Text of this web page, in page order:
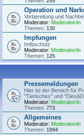
Operation und
Vorbereitung und
Moderator: Moderator/in
Themen: 130
Impfungen
Imfpschutz
Moderator: Moderator/in
Themen: 125
Pressemeldungen
Hier ist der Bereich für
"Tierisches" und
Moderator: Moderator/in
Themen: 773
Allgemeines
Moderator: Moderator/in
Themen: 1994